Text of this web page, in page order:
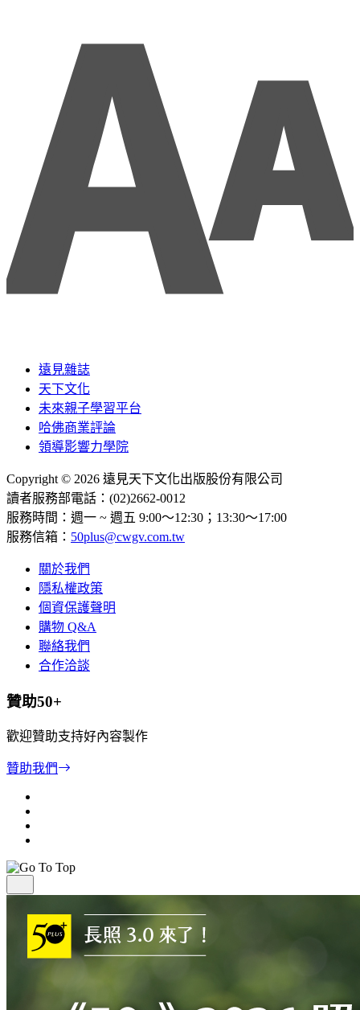
遠見雜誌
天下文化
未來親子學習平台
哈佛商業評論
領導影響力學院
Copyright © 2026 遠見天下文化出版股份有限公司
讀者服務部電話：(02)2662-0012
服務時間：週一 ~ 週五 9:00～12:30；13:30～17:00
服務信箱： 50plus@cwgv.com.tw
關於我們
隱私權政策
個資保護聲明
購物 Q&A
聯絡我們
合作洽談
贊助50+
歡迎贊助支持好內容製作
贊助我們